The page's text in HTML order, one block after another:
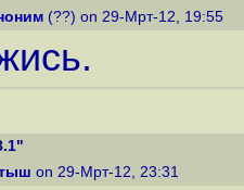
(??) on 29-Мрт-12, 19:55
on 29-Мрт-12, 23:31